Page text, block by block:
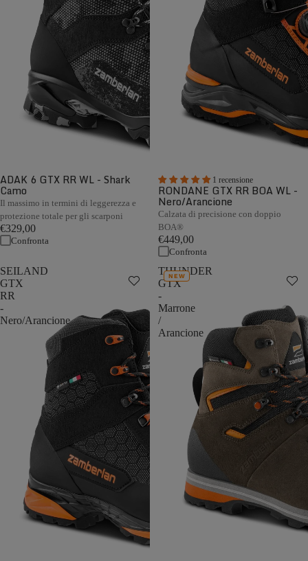
ADAK 6 GTX RR WL - Shark
Camo
Il massimo in termini di leggerezza e
protezione totale per gli scarponi
€329,00
Confronta
1 recensione
RONDANE GTX RR BOA WL -
Nero/Arancione
Calzata di precisione con doppio
BOA®
€449,00
Confronta
SEILAND
GTX
RR
-
Nero/Arancione
THUNDER
GTX
-
Marrone
/
Arancione
NEW